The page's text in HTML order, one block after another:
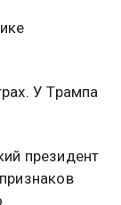
У Трампа
президент